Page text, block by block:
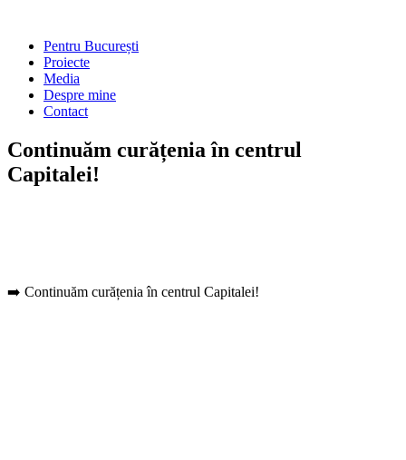
content
Main
Menu
Pentru București
Proiecte
Media
Despre mine
Contact
Continuăm curățenia în centrul
Capitalei!
➡️ Continuăm curățenia în centrul Capitalei!